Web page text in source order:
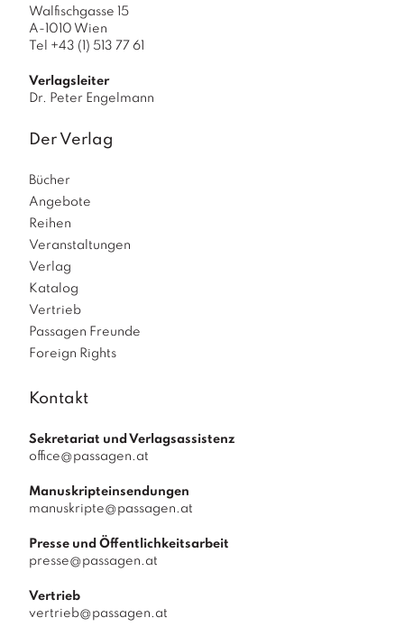
Walfischgasse 15
A-1010 Wien
Tel +43 (1) 513 77 61
Verlagsleiter
Dr. Peter Engelmann
Der Verlag
Bücher
Angebote
Reihen
Veranstaltungen
Verlag
Katalog
Vertrieb
Passagen Freunde
Foreign Rights
Kontakt
Sekretariat und Verlagsassistenz
office@passagen.at
Manuskripteinsendungen
manuskripte@passagen.at
Presse und Öffentlichkeitsarbeit
presse@passagen.at
Vertrieb
vertrieb@passagen.at